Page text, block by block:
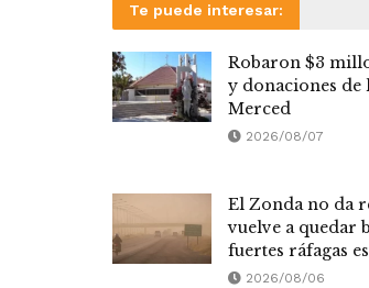
Te puede interesar:
Robaron $3
y donaciones de
Merced
2026/08/07
El Zonda no da
vuelve a quedar
fuertes ráfagas
2026/08/06